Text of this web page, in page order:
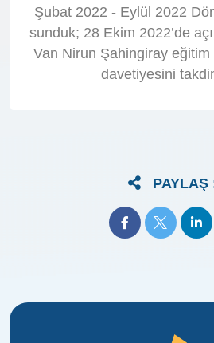
Şubat 2022 - Eylül 2022
sunduk; 28 Ekim 2022’de
Van Nirun Şahingiray eğitim
davetiyesini
PAYLAŞ